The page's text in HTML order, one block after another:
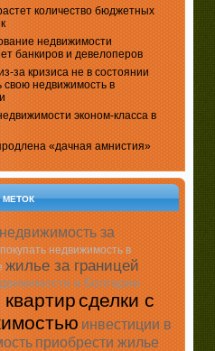
количество бюджетных
недвижимости
банкиров и девелоперов
за кризиса не в состоянии
свою недвижимость в
эконом-класса в
«дачная амнистия»
недвижимость за
покупать недвижимость в
жилье за границей
в Болгарии
сделки с
инвестиции в
приобрести жилье